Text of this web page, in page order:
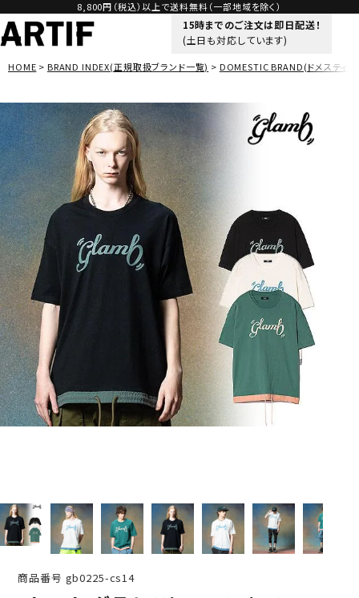
8,800円（税込）以上で送料無料（一部地域を除く）
15時までのご注文は即日配送！
(土日も対応しています)
HOME BRAND INDEX(正規取扱ブランド一覧) DOMESTIC BRAND(ドメスティッ
商品番号 gb0225-cs14